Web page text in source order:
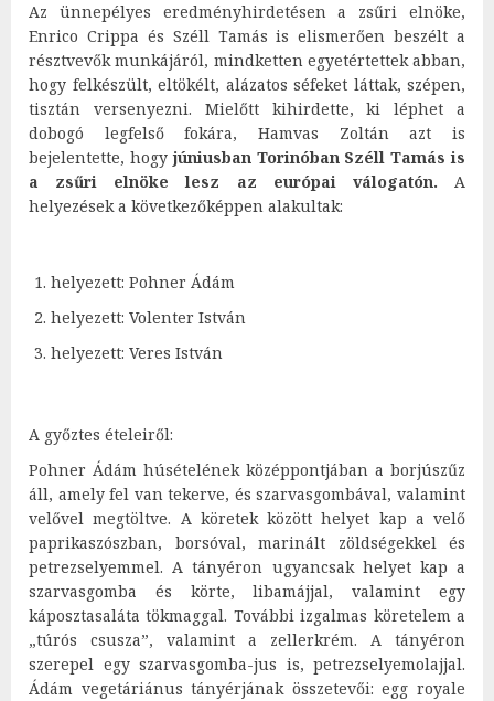
Az ünnepélyes eredményhirdetésen a zsűri elnöke,
Enrico Crippa és Széll Tamás is elismerően beszélt a
résztvevők munkájáról, mindketten egyetértettek abban,
hogy felkészült, eltökélt, alázatos séfeket láttak, szépen,
tisztán versenyezni. Mielőtt kihirdette, ki léphet a
dobogó legfelső fokára, Hamvas Zoltán azt is
bejelentette, hogyjúniusban Torinóban Széll Tamás is
a zsűri elnöke lesz az európai válogatón. A
helyezések a következőképpen alakultak:
helyezett: Pohner Ádám
helyezett: Volenter István
helyezett: Veres István
A győztes ételeiről:
Pohner Ádám húsételének középpontjában a borjúszűz
áll, amely fel van tekerve, és szarvasgombával, valamint
velővel megtöltve. A köretek között helyet kap a velő
paprikaszószban, borsóval, marinált zöldségekkel és
petrezselyemmel. A tányéron ugyancsak helyet kap a
szarvasgomba és körte, libamájjal, valamint egy
káposztasaláta tökmaggal. További izgalmas köretelem a
„túrós csusza”, valamint a zellerkrém. A tányéron
szerepel egy szarvasgomba-jus is, petrezselyemolajjal.
Ádám vegetáriánus tányérjának összetevői: egg royale